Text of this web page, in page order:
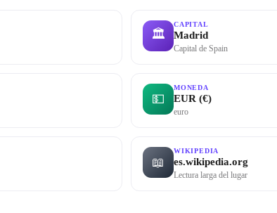
🏛
CAPITAL
Madrid
Capital de Spain
💵
MONEDA
EUR (€)
euro
📖
WIKIPEDIA
es.wikipedia.org
Lectura larga del lugar